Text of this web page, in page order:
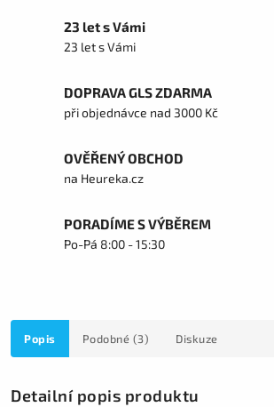
23 let s Vámi
23 let s Vámi
DOPRAVA GLS ZDARMA
při objednávce nad 3000 Kč
OVĚŘENÝ OBCHOD
na Heureka.cz
PORADÍME S VÝBĚREM
Po-Pá 8:00 - 15:30
Popis Podobné (3) Diskuze
Detailní popis produktu